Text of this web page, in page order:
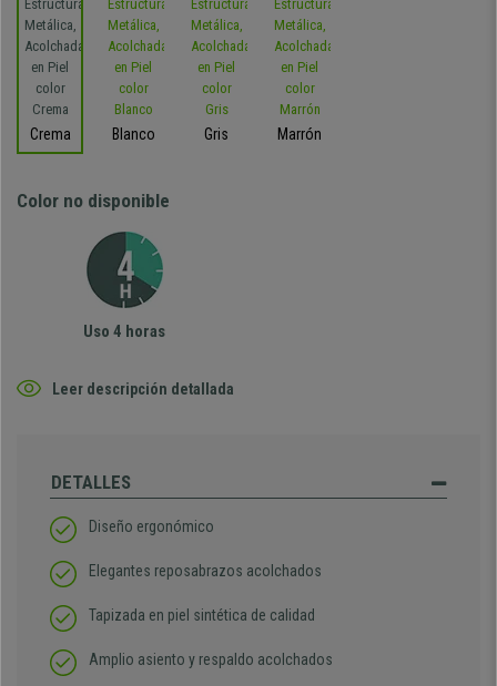
Crema Blanco Gris Marrón
Color no disponible
Uso 4 horas
Leer descripción detallada
DETALLES
Diseño ergonómico
Elegantes reposabrazos acolchados
Tapizada en piel sintética de calidad
Amplio asiento y respaldo acolchados